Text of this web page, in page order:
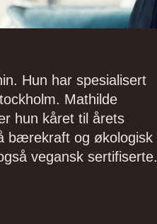
Hun har spesialisert
Mathilde
hun kåret til årets
bærekraft og økologisk
vegansk sertifiserte.